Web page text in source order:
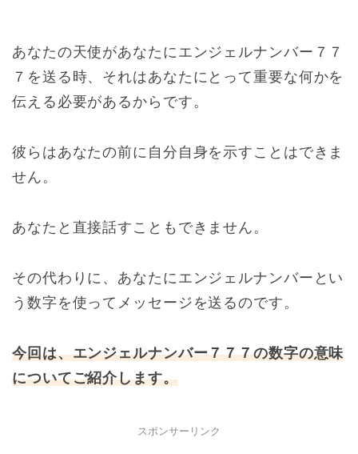
あなたの天使があなたにエンジェルナンバー７７
７を送る時、それはあなたにとって重要な何かを
伝える必要があるからです。
彼らはあなたの前に自分自身を示すことはできま
せん。
あなたと直接話すこともできません。
その代わりに、あなたにエンジェルナンバーとい
う数字を使ってメッセージを送るのです。
今回は、エンジェルナンバー７７７の数字の意味
についてご紹介します。
スポンサーリンク